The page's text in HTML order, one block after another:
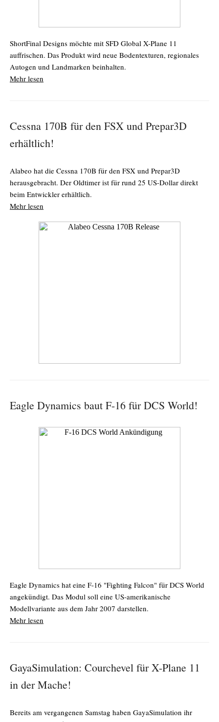
ShortFinal Designs möchte mit SFD Global X-Plane 11
auffrischen. Das Produkt wird neue Bodentexturen, regionales
Autogen und Landmarken beinhalten.
Mehr lesen
Cessna 170B für den FSX und Prepar3D
erhältlich!
Alabeo hat die Cessna 170B für den FSX und Prepar3D
herausgebracht. Der Oldtimer ist für rund 25 US-Dollar direkt
beim Entwickler erhältlich.
Mehr lesen
Eagle Dynamics baut F-16 für DCS World!
Eagle Dynamics hat eine F-16 "Fighting Falcon" für DCS World
angekündigt. Das Modul soll eine US-amerikanische
Modellvariante aus dem Jahr 2007 darstellen.
Mehr lesen
GayaSimulation: Courchevel für X-Plane 11
in der Mache!
Bereits am vergangenen Samstag haben GayaSimulation ihr